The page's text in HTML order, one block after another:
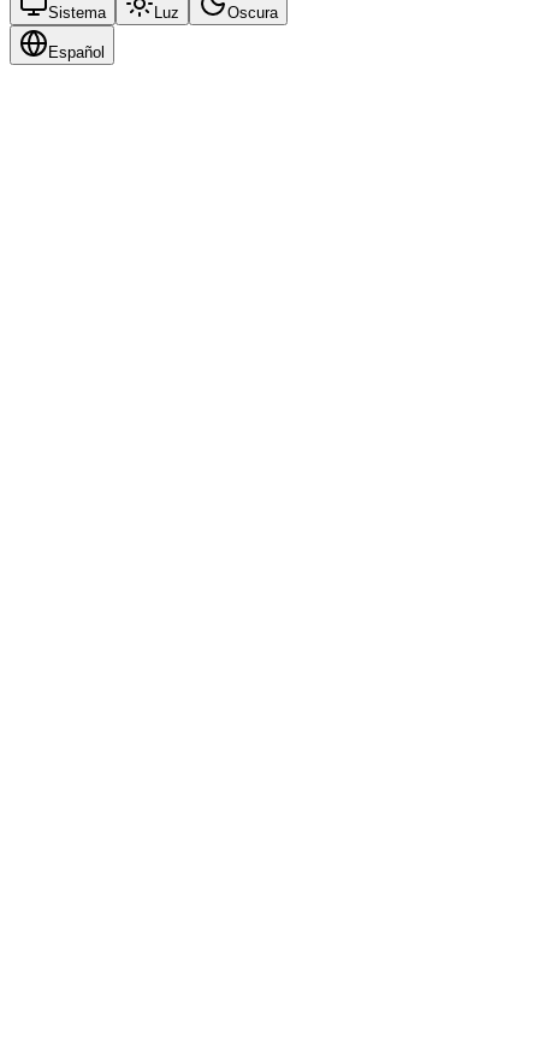
Sistema Luz Oscura
Español